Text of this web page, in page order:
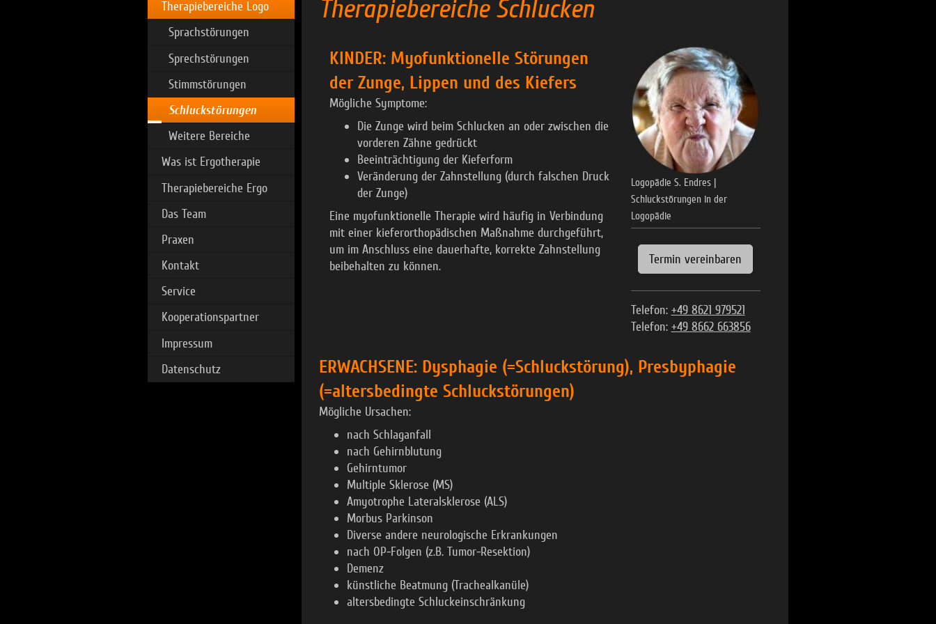
Therapiebereiche Logo
Sprachstörungen
Sprechstörungen
Stimmstörungen
Schluckstörungen
Weitere Bereiche
Was ist Ergotherapie
Therapiebereiche Ergo
Das Team
Praxen
Kontakt
Service
Kooperationspartner
Impressum
Datenschutz
Therapiebereiche Schlucken
KINDER: Myofunktionelle Störungen
der Zunge, Lippen und des Kiefers
Mögliche Symptome:
Die Zunge wird beim Schlucken an oder zwischen die
vorderen Zähne gedrückt
Beeinträchtigung der Kieferform
Veränderung der Zahnstellung (durch falschen Druck
der Zunge)
Eine myofunktionelle Therapie wird häufig in Verbindung
mit einer kieferorthopädischen Maßnahme durchgeführt,
um im Anschluss eine dauerhafte, korrekte Zahnstellung
beibehalten zu können.
Logopädie S. Endres |
Schluckstörungen in der
Logopädie
Termin vereinbaren
Telefon: +49 8621 979521
Telefon: +49 8662 663856
ERWACHSENE: Dysphagie (=Schluckstörung), Presbyphagie
(=altersbedingte Schluckstörungen)
Mögliche Ursachen:
nach Schlaganfall
nach Gehirnblutung
Gehirntumor
Multiple Sklerose (MS)
Amyotrophe Lateralsklerose (ALS)
Morbus Parkinson
Diverse andere neurologische Erkrankungen
nach OP-Folgen (z.B. Tumor-Resektion)
Demenz
künstliche Beatmung (Trachealkanüle)
altersbedingte Schluckeinschränkung